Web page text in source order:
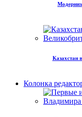
Казахстан
Колонка